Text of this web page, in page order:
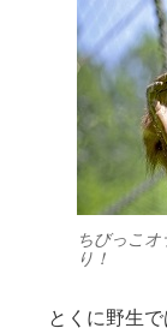
ちびっこ
り！
とくに野生